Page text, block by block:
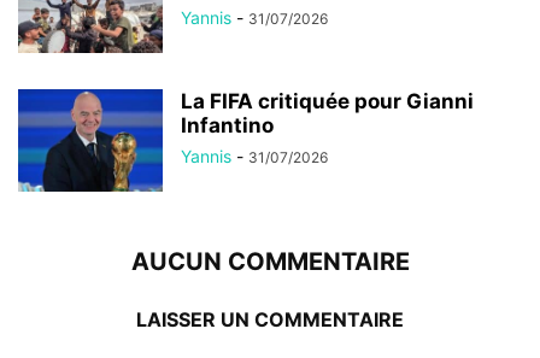
Yannis - 31/07/2026
La FIFA critiquée pour Gianni
Infantino
Yannis - 31/07/2026
AUCUN COMMENTAIRE
LAISSER UN COMMENTAIRE